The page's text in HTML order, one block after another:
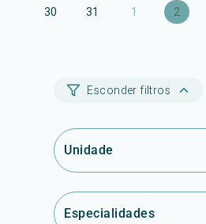
30 31 1 2
Esconder filtros
Unidade
Especialidades